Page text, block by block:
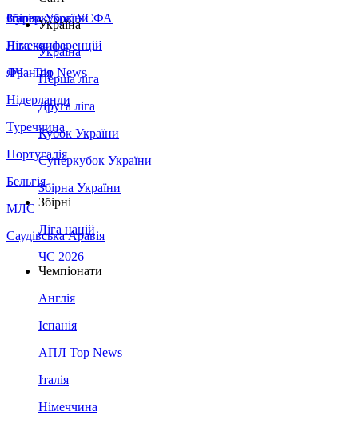
Збірна України
Італія
Німеччина
Франція
Нідерланди
Туреччина
Португалія
Бельгія
МЛС
Саудівська Аравія
Суперкубок УЄФА
Ліга конференцій
ЛЧ - Top News
Україна
Україна
Перша ліга
Друга ліга
Кубок України
Суперкубок України
Збірна України
Збірні
Ліга націй
ЧС 2026
Чемпіонати
Англія
Іспанія
АПЛ Top News
Італія
Німеччина